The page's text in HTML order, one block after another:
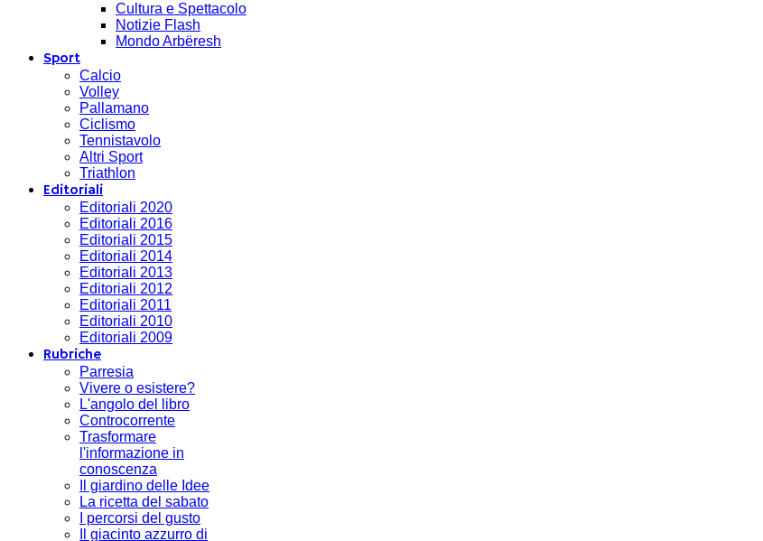
Cultura e Spettacolo
Notizie Flash
Mondo Arbëresh
Sport
Calcio
Volley
Pallamano
Ciclismo
Tennistavolo
Altri Sport
Triathlon
Editoriali
Editoriali 2020
Editoriali 2016
Editoriali 2015
Editoriali 2014
Editoriali 2013
Editoriali 2012
Editoriali 2011
Editoriali 2010
Editoriali 2009
Rubriche
Parresia
Vivere o esistere?
L'angolo del libro
Controcorrente
Trasformare
l'informazione in
conoscenza
Il giardino delle Idee
La ricetta del sabato
I percorsi del gusto
Il giacinto azzurro di